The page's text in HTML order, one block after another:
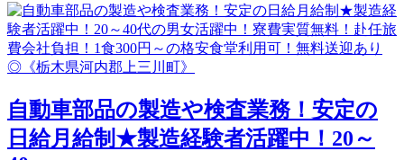
自動車部品の製造や検査業務！安定の
日給月給制★製造経験者活躍中！20～